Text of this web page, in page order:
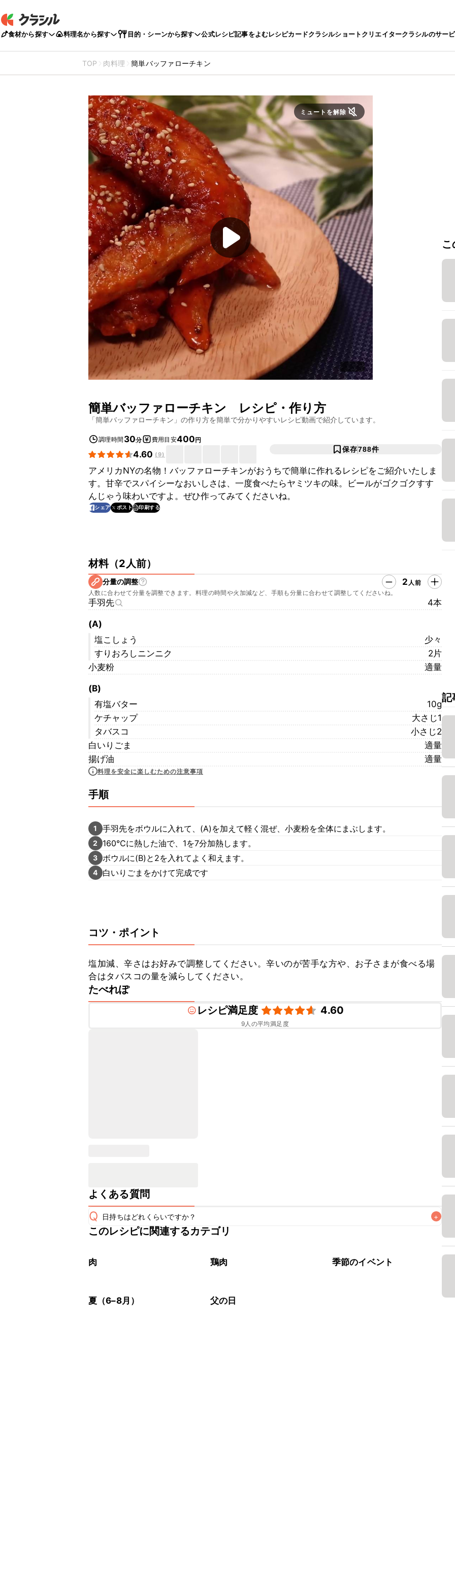
食材から探す 料理名から探す 目的・シーンから探す 公式レシピ記事をよむレシピカードクラシルショートクリエイタークラシルのサー
TOP 肉料理 簡単バッファローチキン
ミュートを解除
簡単バッファローチキン レシピ・作り方
「簡単バッファローチキン 」の作り方を簡単で分かりやすいレシピ動画で紹介しています。
調理時間 30分 費用目安400円
4.60 (9)
保存788件
アメリカNYの名物！バッファローチキンがおうちで簡単に作れるレシピをご紹介いたしま
す。甘辛でスパイシーなおいしさは、一度食べたらヤミツキの味。ビールがゴクゴクすす
んじゃう味わいですよ。ぜひ作ってみてくださいね。
シェア ポスト 印刷する
材料（2人前）
分量の調整 2 人前
人数に合わせて分量を調整できます。料理の時間や火加減など、手順も分量に合わせて調整してくださいね。
手羽先 4本
(A)
塩こしょう
少々
すりおろしニンニク
2片
小麦粉
適量
(B)
有塩バター
10g
ケチャップ
大さじ1
タバスコ
小さじ2
白いりごま
適量
揚げ油
適量
料理を安全に楽しむための注意事項
手順
1 手羽先をボウルに入れて、(A)を加えて軽く混ぜ、小麦粉を全体にまぶします。
2 160℃に熱した油で、1を7分加熱します。
3 ボウルに(B)と2を入れてよく和えます。
4 白いりごまをかけて完成です
コツ・ポイント
塩加減、辛さはお好みで調整してください。辛いのが苦手な方や、お子さまが食べる場
合はタバスコの量を減らしてください。
たべれぽ
レシピ満足度
4.60
9人の平均満足度
よくある質問
Q 日持ちはどれくらいですか？ +
保存期間は冷蔵で翌日中が目安です。なるべくお早めにお召し上がりください。
このレシピに関連するカテゴリ
肉 鶏肉 季節のイベント
夏（6–8月） 父の日
記